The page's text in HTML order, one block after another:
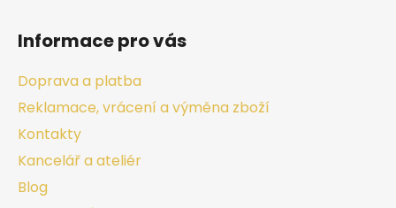
Informace pro vás
Doprava a platba
Reklamace, vrácení a výměna zboží
Kontakty
Kancelář a ateliér
Blog